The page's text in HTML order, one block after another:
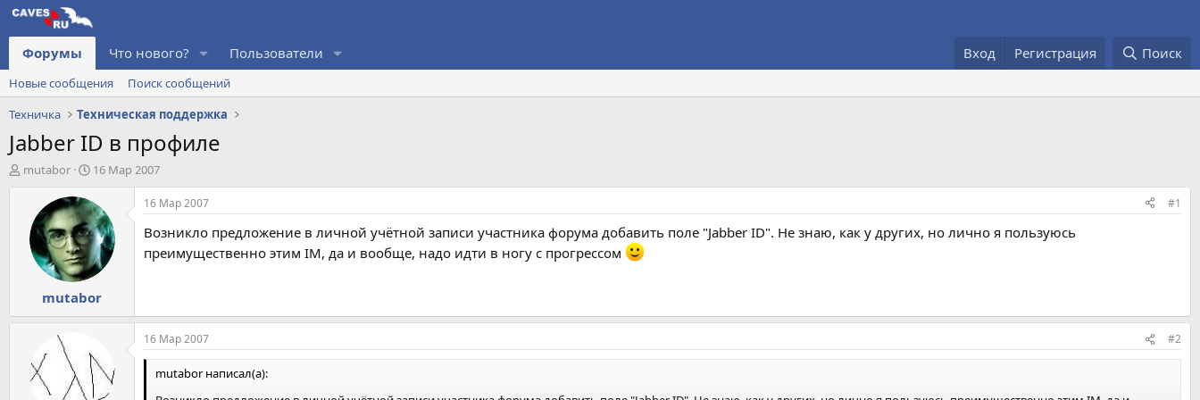
Форумы Что нового? Пользователи Вход Регистрация Поиск
Новые сообщения
Поиск сообщений
Техничка
Техническая поддержка
Jabber ID в профиле
А
mutabor
Д
т
а
н
а
ч
а
л
а
16 Мар 2007
mutabor
16 Мар 2007 #1
Возникло предложение в личной учётной записи участника форума добавить поле "Jabber ID". Не знаю, как у других, но лично я пользуюсь
преимущественно этим IM, да и вообще, надо идти в ногу с прогрессом
16 Мар 2007 #2
mutabor написал(а):